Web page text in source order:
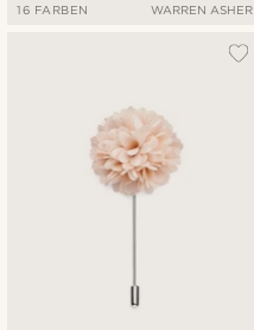
16 FARBEN WARREN ASHER